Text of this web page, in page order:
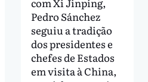
Pedro Sánchez
seguiu a tradição
dos presidentes e
chefes de Estados
em visita à China,